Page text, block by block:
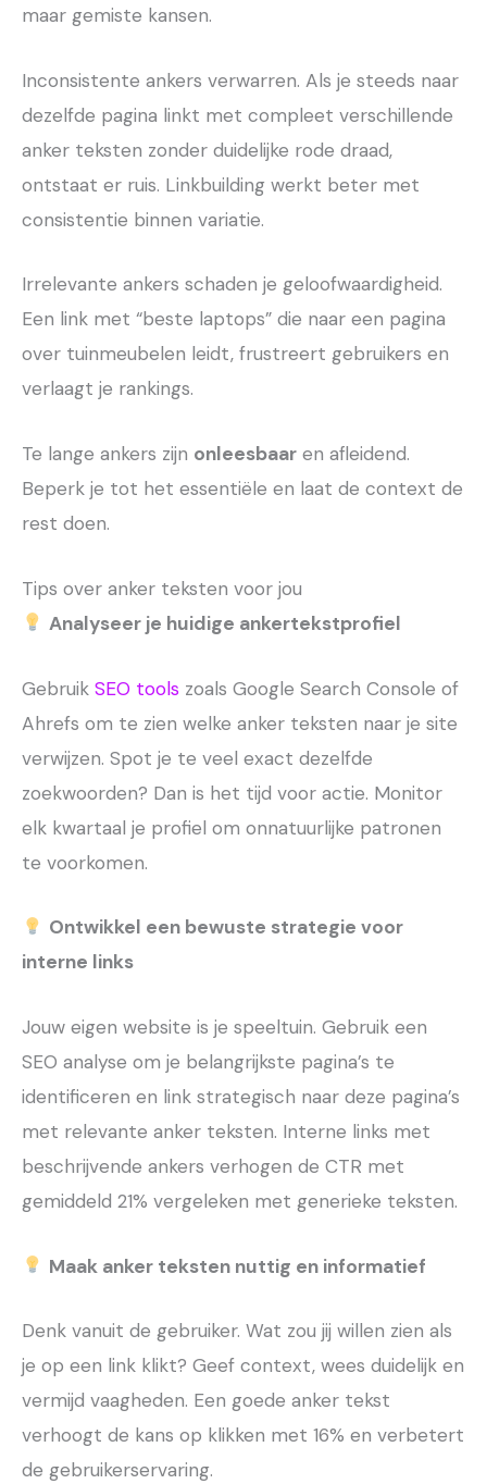
maar gemiste kansen.
Inconsistente ankers verwarren. Als je steeds naar
dezelfde pagina linkt met compleet verschillende
anker teksten zonder duidelijke rode draad,
ontstaat er ruis. Linkbuilding werkt beter met
consistentie binnen variatie.
Irrelevante ankers schaden je geloofwaardigheid.
Een link met “beste laptops” die naar een pagina
over tuinmeubelen leidt, frustreert gebruikers en
verlaagt je rankings.
Te lange ankers zijn onleesbaar en afleidend.
Beperk je tot het essentiële en laat de context de
rest doen.
Tips over anker teksten voor jou
Analyseer je huidige ankertekstprofiel
Gebruik SEO tools zoals Google Search Console of
Ahrefs om te zien welke anker teksten naar je site
verwijzen. Spot je te veel exact dezelfde
zoekwoorden? Dan is het tijd voor actie. Monitor
elk kwartaal je profiel om onnatuurlijke patronen
te voorkomen.
Ontwikkel een bewuste strategie voor
interne links
Jouw eigen website is je speeltuin. Gebruik een
SEO analyse om je belangrijkste pagina’s te
identificeren en link strategisch naar deze pagina’s
met relevante anker teksten. Interne links met
beschrijvende ankers verhogen de CTR met
gemiddeld 21% vergeleken met generieke teksten.
Maak anker teksten nuttig en informatief
Denk vanuit de gebruiker. Wat zou jij willen zien als
je op een link klikt? Geef context, wees duidelijk en
vermijd vaagheden. Een goede anker tekst
verhoogt de kans op klikken met 16% en verbetert
de gebruikerservaring.